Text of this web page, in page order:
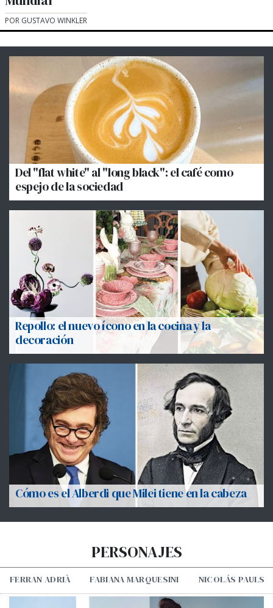
POR GUSTAVO WINKLER
Repollo: el nuevo ícono en la cocina y la
decoración
Del "flat white" al "long black": el café como
espejo de la sociedad
Cómo es el Alberdi que Milei tiene en la cabeza
PERSONAJES
FERRAN ADRIÀ FABIANA MARQUESINI NICOLÁS PAULS